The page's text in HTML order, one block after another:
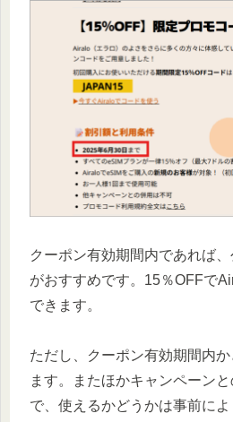
クーポン有効期間内であれば
がおすすめです。15％OFFで
できます。
ただし、クーポン有効期間内
ます。またほかキャンペーン
で、使えるかどうかは事前に